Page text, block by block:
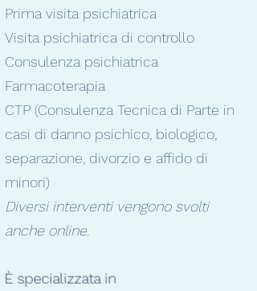
Prima visita psichiatrica
Visita psichiatrica di controllo
Consulenza psichiatrica
Farmacoterapia
CTP (Consulenza Tecnica di Parte in
casi di danno psichico, biologico,
separazione, divorzio e affido di
minori)
Diversi interventi vengono svolti
anche online.
​È specializzata in